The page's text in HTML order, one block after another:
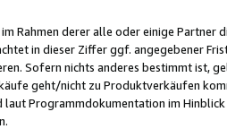
Rahmen derer alle oder einige Partner
in dieser Ziffer ggf. angegebener
Sofern nichts anderes bestimmt ist,
geht/nicht zu Produktverkäufen
Programmdokumentation im